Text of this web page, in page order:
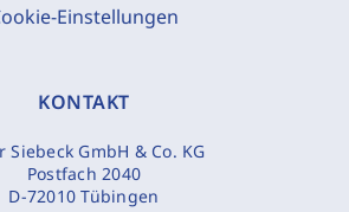
Einstellungen
KONTAKT
Siebeck GmbH & Co. KG
Postfach 2040
D-72010 Tübingen